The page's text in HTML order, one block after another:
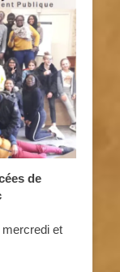
de
mercredi et